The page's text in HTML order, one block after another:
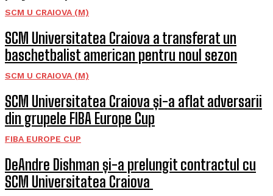
SCM U CRAIOVA (M)
SCM Universitatea Craiova a transferat un
baschetbalist american pentru noul sezon
SCM U CRAIOVA (M)
SCM Universitatea Craiova și-a aflat adversarii
din grupele FIBA Europe Cup
FIBA EUROPE CUP
DeAndre Dishman și-a prelungit contractul cu
SCM Universitatea Craiova